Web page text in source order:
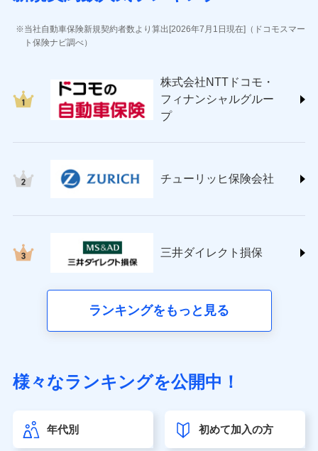
ソニー損害保険株式会社
(https://www.sonysonpo.co.jp/)
ＳＯＭＰＯダイレクト損害保険株式会社
(https://www.sompo-direct.co.jp/)
チューリッヒ保険会社 (https://www.zurich.co.jp/)
(https://www.nisshinfire.co.jp/)
(https://www.petfamilyins.co.jp/)
ins.com/)
三井ダイレクト損害保険株式会社
（https://www.sonylife.co.jp）
第一ネオ生命保険株式会社（https://neofirst.co.jp/）
大樹生命保険株式会社（https://www.taiju-life.co.jp）
当社自動車保険新規契約者数より算出[2026年7月1日現在]（ドコモスマー
ト保険ナビ調べ）
株式会社NTTドコモ・
フィナンシャルグルー
プ
チューリッヒ保険会社
三井ダイレクト損保
ランキングをもっと見る
様々なランキングを公開中！
年代別 初めて加入の方